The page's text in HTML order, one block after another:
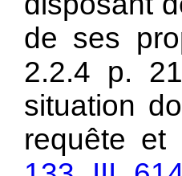
de ses
2.2.4 p.
situation
requête et